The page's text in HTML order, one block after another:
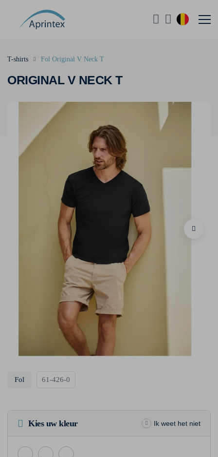
ORIGINAL V NECK T
T-shirts Fol Original V Neck T
Fol 61-426-0
Kies uw kleur Ik weet het niet